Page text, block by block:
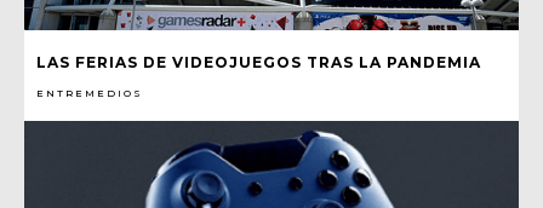
LAS FERIAS DE VIDEOJUEGOS TRAS LA PANDEMIA
ENTREMEDIOS